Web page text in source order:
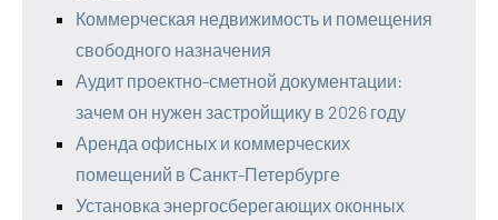
Коммерческая недвижимость и помещения
свободного назначения
Аудит проектно-сметной документации:
зачем он нужен застройщику в 2026 году
Аренда офисных и коммерческих
помещений в Санкт-Петербурге
Установка энергосберегающих оконных